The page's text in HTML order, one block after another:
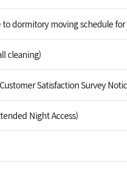
to dormitory moving schedule
cleaning)
Satisfaction Survey
Night Access)